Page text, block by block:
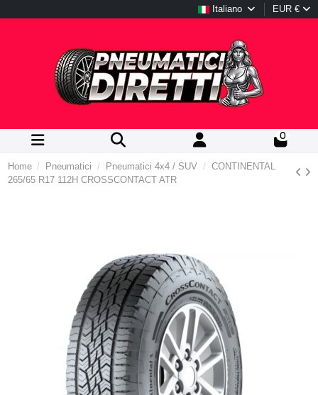
Italiano EUR €
0
Home Pneumatici Pneumatici 4x4 / SUV
CONTINENTAL
265/65 R17 112H CROSSCONTACT ATR